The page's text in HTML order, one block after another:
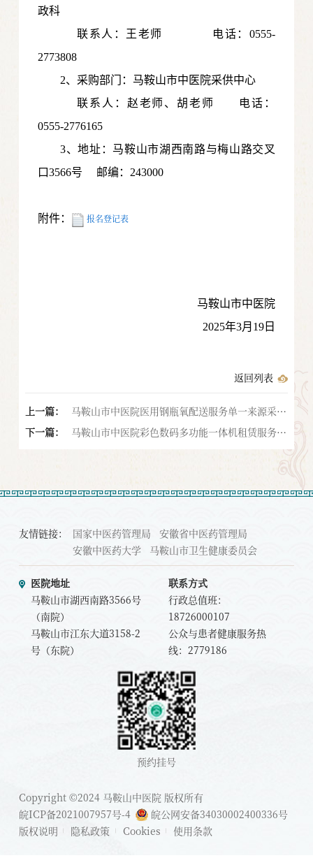
政科
联系人： 王老师
电话：0555-
2773808
2、采购部门：马鞍山市中医院采供中心
联系人：赵老师、胡老师 电话：
0555-2776165
3、地址：马鞍山市湖西南路与梅山路交叉
口3566号 邮编：243000
附件： 报名登记表
马鞍山市中医院
2025年3月19日
返回列表
上一篇：
马鞍山市中医院医用钢瓶氧配送服务单一来源采购
公告
下一篇：
马鞍山市中医院彩色数码多功能一体机租赁服务
（第三次）招标公告
友情链接： 国家中医药管理局
安徽省中医药管理局
安徽中医药大学
马鞍山市卫生健康委员会
医院地址
马鞍山市湖西南路3566号
（南院）
马鞍山市江东大道3158-2
号（东院）
联系方式
行政总值班：
18726000107
公众与患者健康服务热
线：2779186
预约挂号
Copyright ©2024 马鞍山中医院 版权所有
皖ICP备2021007957号-4
皖公网安备34030002400336号
版权说明
隐私政策 Cookies 使用条款